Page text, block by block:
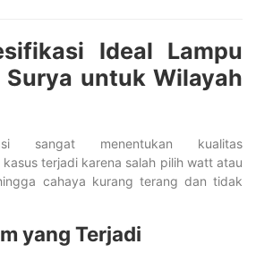
Ideal Lampu
Surya untuk Wilayah
sangat menentukan kualitas
terjadi karena salah pilih watt atau
cahaya kurang terang dan tidak
yang Terjadi